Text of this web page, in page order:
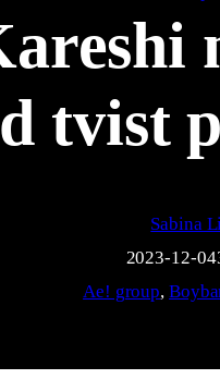
tvist
Sabina
2023-12-04
Ae! group,